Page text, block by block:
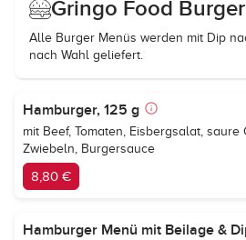
Gringo Food Burger
Alle Burger Menüs werden mit Dip
nach Wahl geliefert.
Hamburger, 125 g
mit Beef, Tomaten, Eisbergsalat, saure
Zwiebeln, Burgersauce
8,80 €
Hamburger Menü mit Beilage &